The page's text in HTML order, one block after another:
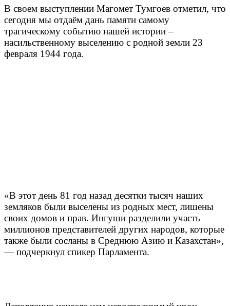
В своем выступлении Магомет Тумгоев отметил, что
сегодня мы отдаём дань памяти самому
трагическому событию нашей истории –
насильственному выселению с родной земли 23
февраля 1944 года.
«В этот день 81 год назад десятки тысяч наших
земляков были выселены из родных мест, лишены
своих домов и прав. Ингуши разделили участь
миллионов представителей других народов, которые
также были сосланы в Среднюю Азию и Казахстан»,
— подчеркнул спикер Парламента.